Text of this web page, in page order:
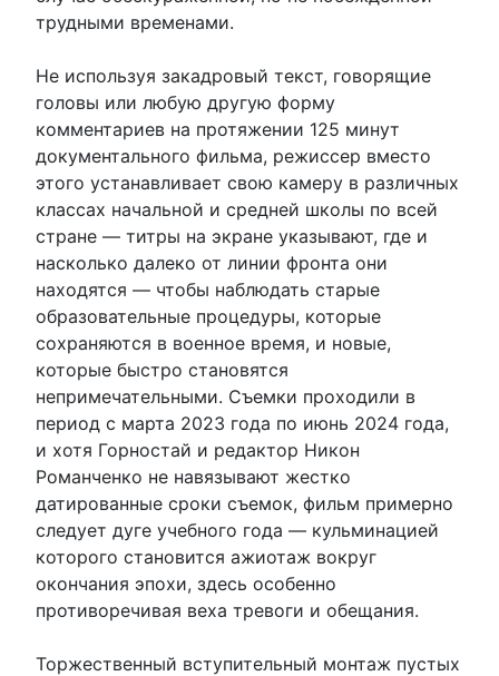
трудными временами.
Не используя закадровый текст, говорящие
головы или любую другую форму
комментариев на протяжении 125 минут
документального фильма, режиссер вместо
этого устанавливает свою камеру в различных
классах начальной и средней школы по всей
стране — титры на экране указывают, где и
насколько далеко от линии фронта они
находятся — чтобы наблюдать старые
образовательные процедуры, которые
сохраняются в военное время, и новые,
которые быстро становятся
непримечательными. Съемки проходили в
период с марта 2023 года по июнь 2024 года,
и хотя Горностай и редактор Никон
Романченко не навязывают жестко
датированные сроки съемок, фильм примерно
следует дуге учебного года — кульминацией
которого становится ажиотаж вокруг
окончания эпохи, здесь особенно
противоречивая веха тревоги и обещания.
Торжественный вступительный монтаж пустых